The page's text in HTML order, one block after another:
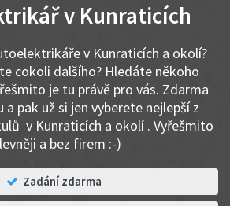
v Kunraticích
v Kunraticích a okolí?
cokoli dalšího? Hledáte někoho
je tu právě pro vás. Zdarma
a pak už si jen vyberete nejlepší z
v Kunraticích a okolí . Vyřešmito
a bez firem :-)
Zadání zdarma